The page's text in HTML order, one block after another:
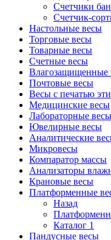
Cчетчики
Счетчик-
Настольные весы
Торговые весы
Товарные весы
Счетные весы
Влагозащищенные
Почтовые весы
Весы с печатью
Медицинские весы
Лабораторные весы
Ювелирные весы
Аналитические
Микровесы
Компаратор массы
Анализаторы
Крановые весы
Платформенные
Назад
Каталог 1
Пандусные весы